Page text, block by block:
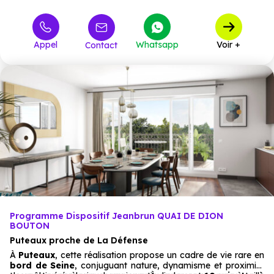
à partir de 695 600 €
à partir de 795 000 €
T5 1 139 000 €
Appel Contact Whatsapp Voir +
Programme Dispositif Jeanbrun QUAI DE DION
BOUTON
Puteaux proche de La Défense
À Puteaux, cette réalisation propose un cadre de vie rare en
bord de Seine, conjuguant nature, dynamisme et proximité